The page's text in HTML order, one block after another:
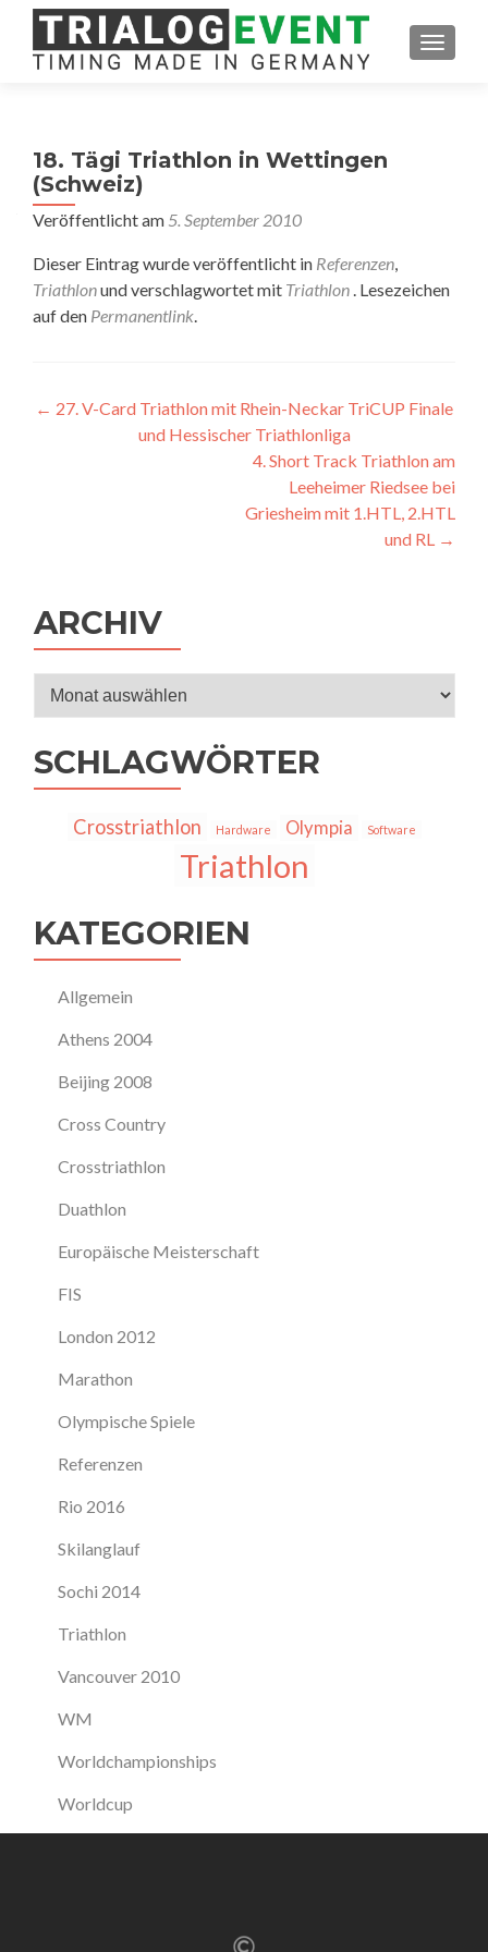
18. Tägi Triathlon in Wettingen
(Schweiz)
Veröffentlicht am 5. September 2010
Dieser Eintrag wurde veröffentlicht in Referenzen,
Triathlonund verschlagwortet mit Triathlon . Lesezeichen
auf den Permanentlink.
Artikel-
Navigation
← 27. V-Card Triathlon mit Rhein-Neckar TriCUP Finale
und Hessischer Triathlonliga
4. Short Track Triathlon am
Leeheimer Riedsee bei
Griesheim mit 1.HTL, 2.HTL
und RL →
ARCHIV
Archiv
SCHLAGWÖRTER
Crosstriathlon Hardware Olympia Software
Triathlon
KATEGORIEN
Allgemein
Athens 2004
Beijing 2008
Cross Country
Crosstriathlon
Duathlon
Europäische Meisterschaft
FIS
London 2012
Marathon
Olympische Spiele
Referenzen
Rio 2016
Skilanglauf
Sochi 2014
Triathlon
Vancouver 2010
WM
Worldchampionships
Worldcup